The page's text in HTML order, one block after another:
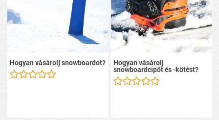
Hogyan vásárolj snowboardot? Hogyan vásárolj
snowboardcipőt és -kötést?